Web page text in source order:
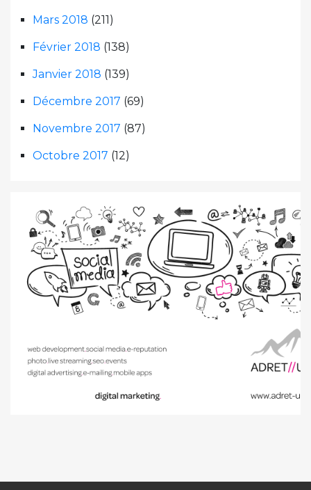
Mars 2018 (211)
Février 2018 (138)
Janvier 2018 (139)
Décembre 2017 (69)
Novembre 2017 (87)
Octobre 2017 (12)